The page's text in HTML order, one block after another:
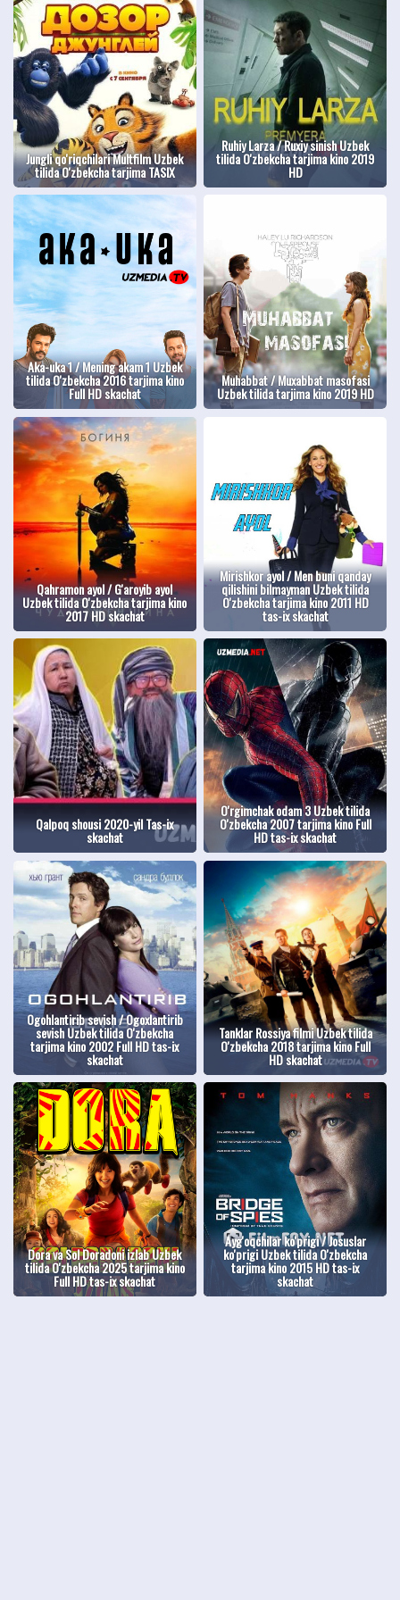
Jungli qo'riqchilari Multfilm Uzbek
tilida O'zbekcha tarjima TASIX
Ruhiy Larza / Ruxiy sinish Uzbek
tilida O'zbekcha tarjima kino 2019
HD
Aka-uka 1 / Mening akam 1 Uzbek
tilida O'zbekcha 2016 tarjima kino
Full HD skachat
Muhabbat / Muxabbat masofasi
Uzbek tilida tarjima kino 2019 HD
Qahramon ayol / G'aroyib ayol
Uzbek tilida O'zbekcha tarjima kino
2017 HD skachat
Mirishkor ayol / Men buni qanday
qilishini bilmayman Uzbek tilida
O'zbekcha tarjima kino 2011 HD
tas-ix skachat
Qalpoq shousi 2020-yil Tas-ix
skachat
O'rgimchak odam 3 Uzbek tilida
O'zbekcha 2007 tarjima kino Full
HD tas-ix skachat
Ogohlantirib sevish / Ogoxlantirib
sevish Uzbek tilida O'zbekcha
tarjima kino 2002 Full HD tas-ix
skachat
Tanklar Rossiya filmi Uzbek tilida
O'zbekcha 2018 tarjima kino Full
HD skachat
Dora va Sol Doradoni izlab Uzbek
tilida O'zbekcha 2025 tarjima kino
Full HD tas-ix skachat
Ayg'oqchilar ko'prigi / Josuslar
ko'prigi Uzbek tilida O'zbekcha
tarjima kino 2015 HD tas-ix
skachat